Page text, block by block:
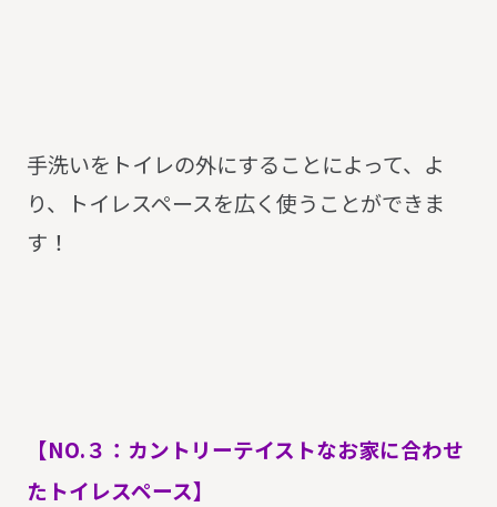
手洗いをトイレの外にすることによって、よ
り、トイレスペースを広く使うことができま
す！
【NO.３：カントリーテイストなお家に合わせ
たトイレスペース】